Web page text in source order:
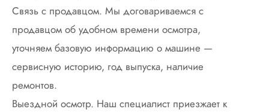
Связь с продавцом. Мы договариваемся с
продавцом об удобном времени осмотра,
уточняем базовую информацию о машине —
сервисную историю, год выпуска, наличие
ремонтов.
Выездной осмотр. Наш специалист приезжает к